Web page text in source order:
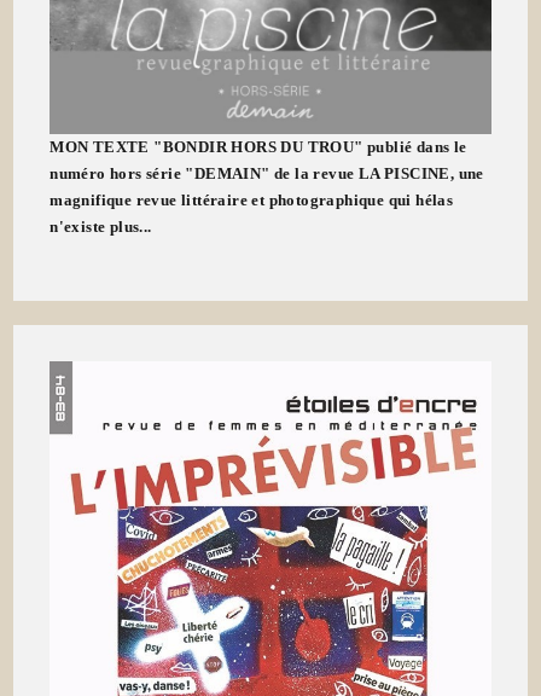
MON TEXTE "BONDIR HORS DU TROU" publié dans le
numéro hors série "DEMAIN" de la revue LA PISCINE, une
magnifique revue littéraire et photographique qui hélas
n'existe plus...